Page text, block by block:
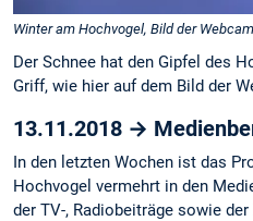
Winter am Hochvogel, Bild der
Der Schnee hat den Gipfel des
Griff, wie hier auf dem Bild der
13.11.2018 →
In den letzten Wochen ist das
Hochvogel vermehrt in den
der TV-, Radiobeiträge sowie